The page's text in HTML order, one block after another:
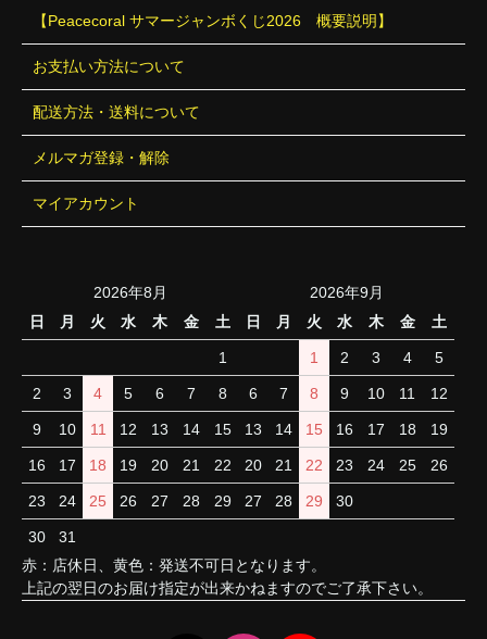
【Peacecoral サマージャンボくじ2026 概要説明】
お支払い方法について
配送方法・送料について
メルマガ登録・解除
マイアカウント
2026年8月
日
月 火 水 木 金 土
1
2 3 4 5 6 7 8
9 10 11 12 13 14 15
16 17 18 19 20 21 22
23 24 25 26 27 28 29
30 31
2026年9月
日
月 火 水 木 金 土
1 2 3 4 5
6 7 8 9 10 11 12
13 14 15 16 17 18 19
20 21 22 23 24 25 26
27 28 29 30
赤：店休日、黄色：発送不可日となります。
上記の翌日のお届け指定が出来かねますのでご了承下さい。